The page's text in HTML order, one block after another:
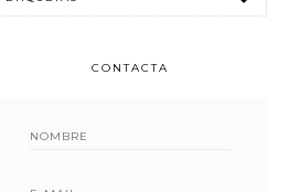
CONTACTA